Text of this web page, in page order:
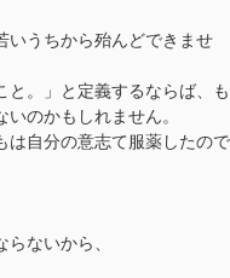
うちから殆んどできませ
。」と定義するならば、も
のかもしれません。
自分の意志て服薬したので
ないから、